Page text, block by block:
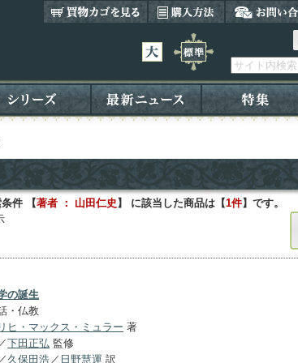
件 【著者 ： 山田仁史 】 に該当した商品は【1件】です。
の誕生
・仏教
ヒ・マックス・ミュラー 著
下田正弘 監修
久保田浩／ 日野慧運 訳